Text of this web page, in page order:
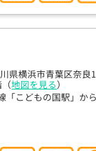
県横浜市青葉区奈良
（地図を見る）
「こどもの国駅」か